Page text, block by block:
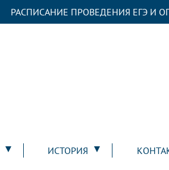
РАСПИСАНИЕ ПРОВЕДЕНИЯ ЕГЭ И
ИСТОРИЯ